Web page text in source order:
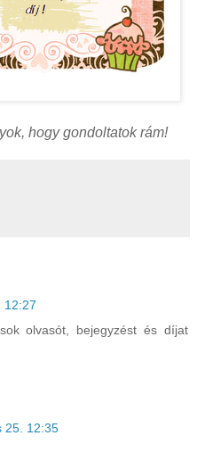
hogy gondoltatok rám!
12:27
olvasót, bejegyzést és díjat
25. 12:35